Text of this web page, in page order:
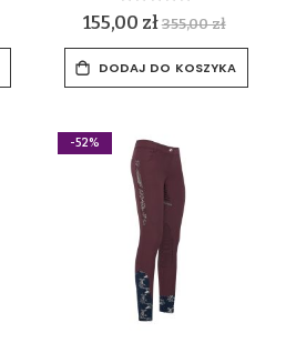
0%
155,00 zł355,00 zł
DODAJ DO KOSZYKA
-52%